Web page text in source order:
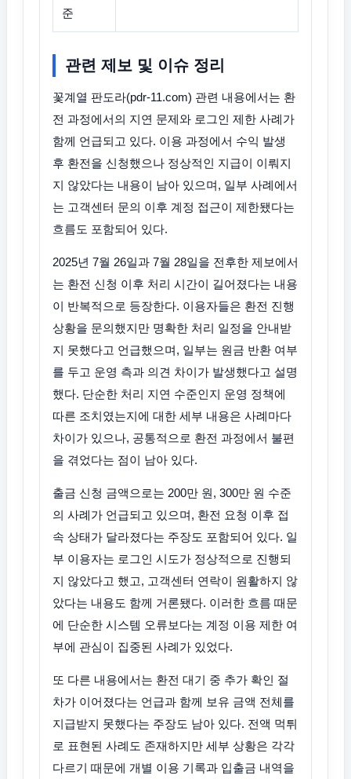
준
관련 제보 및 이슈 정리
꽃계열 판도라(pdr-11.com) 관련 내용에서는 환
전 과정에서의 지연 문제와 로그인 제한 사례가
함께 언급되고 있다. 이용 과정에서 수익 발생
후 환전을 신청했으나 정상적인 지급이 이뤄지
지 않았다는 내용이 남아 있으며, 일부 사례에서
는 고객센터 문의 이후 계정 접근이 제한됐다는
흐름도 포함되어 있다.
2025년 7월 26일과 7월 28일을 전후한 제보에서
는 환전 신청 이후 처리 시간이 길어졌다는 내용
이 반복적으로 등장한다. 이용자들은 환전 진행
상황을 문의했지만 명확한 처리 일정을 안내받
지 못했다고 언급했으며, 일부는 원금 반환 여부
를 두고 운영 측과 의견 차이가 발생했다고 설명
했다. 단순한 처리 지연 수준인지 운영 정책에
따른 조치였는지에 대한 세부 내용은 사례마다
차이가 있으나, 공통적으로 환전 과정에서 불편
을 겪었다는 점이 남아 있다.
출금 신청 금액으로는 200만 원, 300만 원 수준
의 사례가 언급되고 있으며, 환전 요청 이후 접
속 상태가 달라졌다는 주장도 포함되어 있다. 일
부 이용자는 로그인 시도가 정상적으로 진행되
지 않았다고 했고, 고객센터 연락이 원활하지 않
았다는 내용도 함께 거론됐다. 이러한 흐름 때문
에 단순한 시스템 오류보다는 계정 이용 제한 여
부에 관심이 집중된 사례가 있었다.
또 다른 내용에서는 환전 대기 중 추가 확인 절
차가 이어졌다는 언급과 함께 보유 금액 전체를
지급받지 못했다는 주장도 남아 있다. 전액 먹튀
로 표현된 사례도 존재하지만 세부 상황은 각각
다르기 때문에 개별 이용 기록과 입출금 내역을